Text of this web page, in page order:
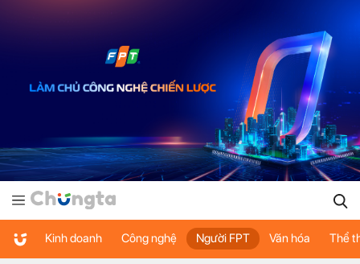
Kinh doanh Công nghệ Người FPT Văn hóa Thể